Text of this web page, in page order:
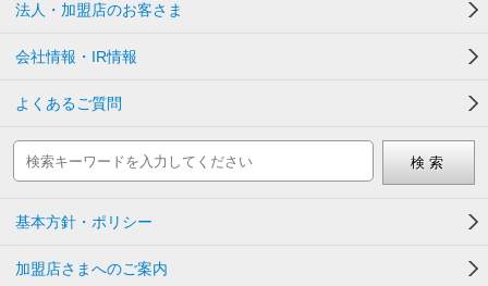
法人・加盟店のお客さま
会社情報・IR情報
よくあるご質問
基本方針・ポリシー
加盟店さまへのご案内